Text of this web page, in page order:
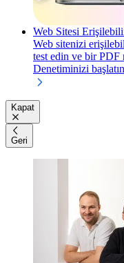
Web Sitesi
Web sitenizi
test edin ve bir PDF
Denetiminizi başlatın
Kapat
Geri